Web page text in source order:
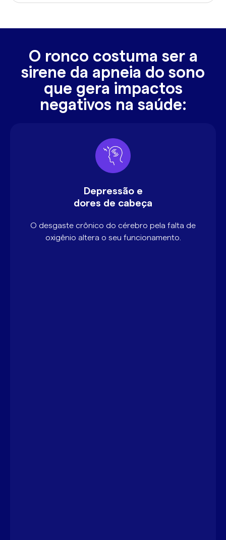
O ronco costuma ser a
sirene da apneia do sono
que gera impactos
negativos na saúde:
Depressão e
dores de cabeça
O desgaste crônico do cérebro pela falta de
oxigênio altera o seu funcionamento.